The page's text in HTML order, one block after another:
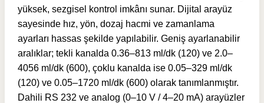
yüksek, sezgisel kontrol imkânı sunar. Dijital arayüz
sayesinde hız, yön, dozaj hacmi ve zamanlama
ayarları hassas şekilde yapılabilir. Geniş ayarlanabilir
aralıklar; tekli kanalda 0.36–813 ml/dk (120) ve 2.0–
4056 ml/dk (600), çoklu kanalda ise 0.05–329 ml/dk
(120) ve 0.05–1720 ml/dk (600) olarak tanımlanmıştır.
Dahili RS 232 ve analog (0–10 V / 4–20 mA) arayüzler